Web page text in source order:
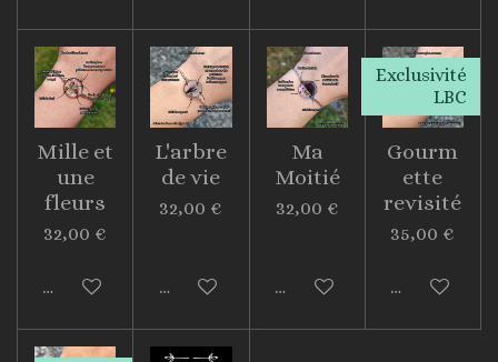
Mille et
une
fleurs
32,00 €
Voir les détails
L'arbre
de vie
32,00 €
Voir les détails
Ma
Moitié
32,00 €
Voir les détails
Exclusivité
LBC
Gourm
ette
revisité
35,00 €
Voir les